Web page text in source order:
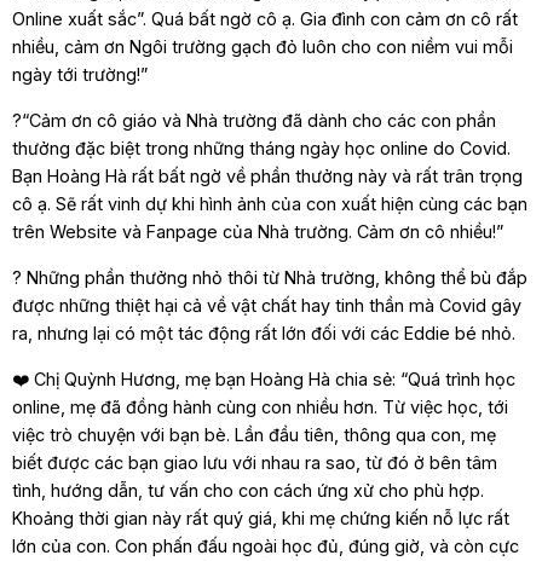
Online xuất sắc”. Quá bất ngờ cô ạ. Gia đình con cảm ơn cô rất
nhiều, cảm ơn Ngôi trường gạch đỏ luôn cho con niềm vui mỗi
ngày tới trường!”
?“Cảm ơn cô giáo và Nhà trường đã dành cho các con phần
thưởng đặc biệt trong những tháng ngày học online do Covid.
Bạn Hoàng Hà rất bất ngờ về phần thưởng này và rất trân trọng
cô ạ. Sẽ rất vinh dự khi hình ảnh của con xuất hiện cùng các bạn
trên Website và Fanpage của Nhà trường. Cảm ơn cô nhiều!”
? Những phần thưởng nhỏ thôi từ Nhà trường, không thể bù đắp
được những thiệt hại cả về vật chất hay tinh thần mà Covid gây
ra, nhưng lại có một tác động rất lớn đối với các Eddie bé nhỏ.
❤️ Chị Quỳnh Hương, mẹ bạn Hoàng Hà chia sẻ: “Quá trình học
online, mẹ đã đồng hành cùng con nhiều hơn. Từ việc học, tới
việc trò chuyện với bạn bè. Lần đầu tiên, thông qua con, mẹ
biết được các bạn giao lưu với nhau ra sao, từ đó ở bên tâm
tình, hướng dẫn, tư vấn cho con cách ứng xử cho phù hợp.
Khoảng thời gian này rất quý giá, khi mẹ chứng kiến nỗ lực rất
lớn của con. Con phấn đấu ngoài học đủ, đúng giờ, và còn cực